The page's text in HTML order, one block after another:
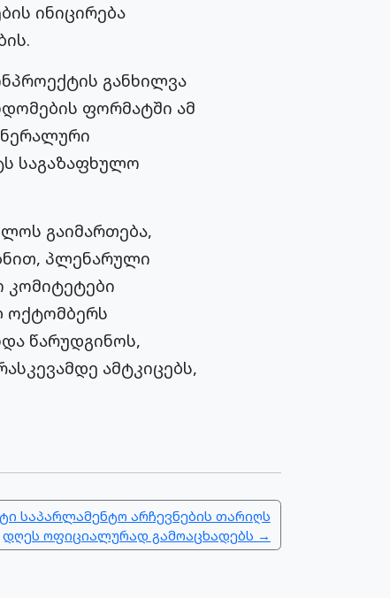
ინიცირება
განხილვა
ფორმატში ამ
საგაზაფხულო
გაიმართება,
პლენარული
კომიტეტები
ოქტომბერს
წარუდგინოს,
ამტკიცებს,
საპარლამენტო არჩევნების თარიღს
დღეს ოფიციალურად გამოაცხადებს →